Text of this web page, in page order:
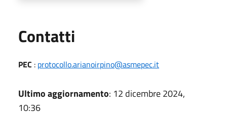
Contatti
PEC : protocollo.arianoirpino@asmepec.it
Ultimo aggiornamento: 12 dicembre 2024,
10:36